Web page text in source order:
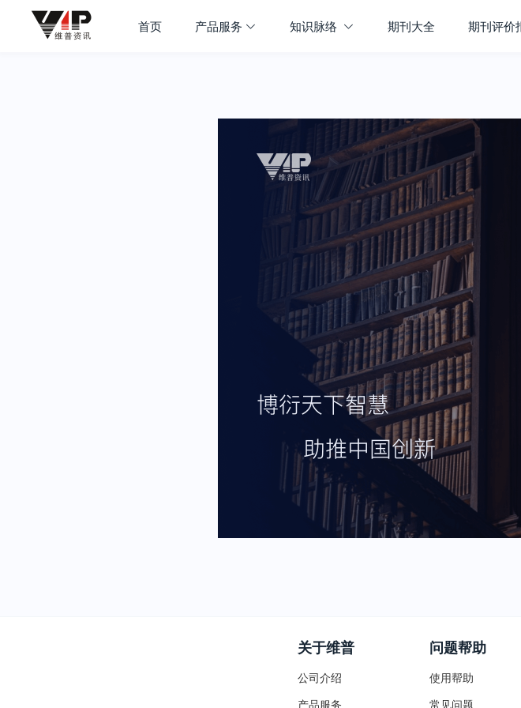
首页 产品服务 知识脉络 期刊大全 期刊评价
关于维普
公司介绍
产品服务
问题帮助
使用帮助
常见问题